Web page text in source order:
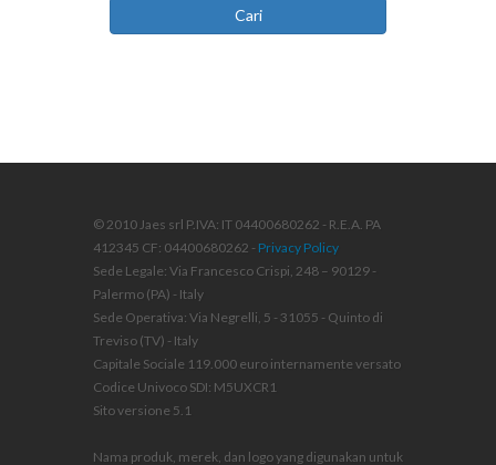
Cari
© 2010 Jaes srl P.IVA: IT 04400680262 - R.E.A. PA
412345 CF: 04400680262 - Privacy Policy
Sede Legale: Via Francesco Crispi, 248 – 90129 -
Palermo (PA) - Italy
Sede Operativa: Via Negrelli, 5 - 31055 - Quinto di
Treviso (TV) - Italy
Capitale Sociale 119.000 euro internamente versato
Codice Univoco SDI: M5UXCR1
Sito versione 5.1
Nama produk, merek, dan logo yang digunakan untuk